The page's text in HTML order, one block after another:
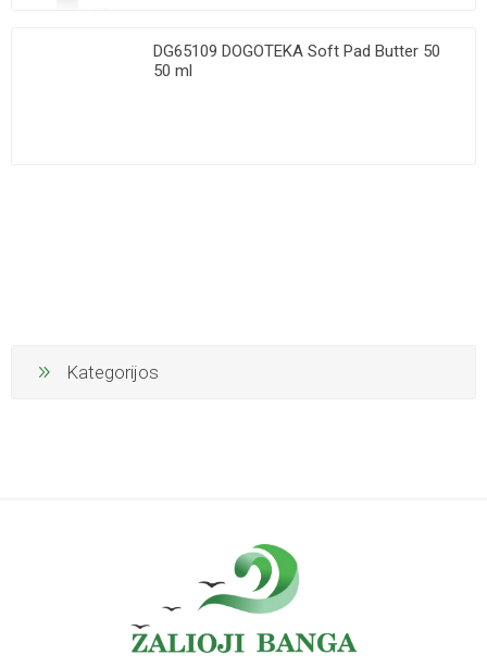
DG65109 DOGOTEKA Soft Pad Butter 50
50 ml
Kategorijos